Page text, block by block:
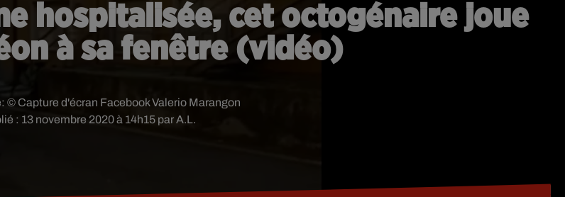
hospitalisée, cet octogénaire joue
à sa fenêtre (vidéo)
: 13 novembre 2020 à 14h15 par A.L.
© Capture d'écran Facebook Valerio Marangon